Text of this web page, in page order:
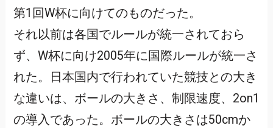
第1回W杯に向けてのものだった。
それ以前は各国でルールが統一されておら
ず、W杯に向け2005年に国際ルールが統一さ
れた。日本国内で行われていた競技との大き
な違いは、ボールの大きさ、制限速度、2on1
の導入であった。ボールの大きさは50cmか